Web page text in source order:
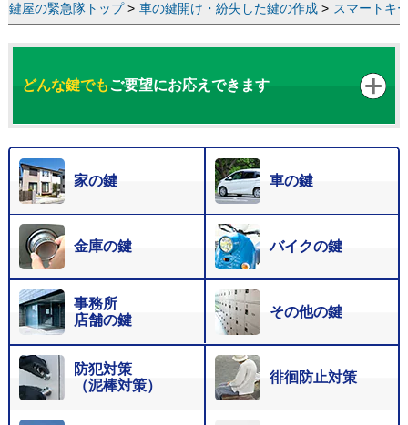
鍵屋の緊急隊トップ> 車の鍵開け・紛失した鍵の作成 > スマートキ
どんな鍵でもご要望にお応えできます
家の鍵 車の鍵
金庫の鍵 バイクの鍵
事務所
店舗の鍵
その他の鍵
防犯対策
（泥棒対策）
徘徊防止対策